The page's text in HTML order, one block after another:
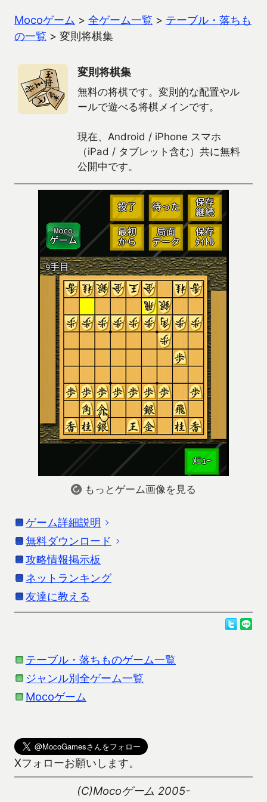
Mocoゲーム > 全ゲーム一覧 > テーブル・落ちも
の一覧 > 変則将棋集
変則将棋集
無料の将棋です。変則的な配置やル
ールで遊べる将棋メインです。
現在、Android / iPhone スマホ
（iPad / タブレット含む）共に無料
公開中です。
もっとゲーム画像を見る
ゲーム詳細説明
「変則将棋集」の詳細説明です。更新情報はスト
アの情報を参考にしてください。
無料将棋ゲームです。
昔はAIも弱かったので、普通の将棋アプリとして出
変則的な配置やルールで遊べる将棋メインにしてい
ます。
完全将棋 - すべての駒を取らないと勝利にならない
将棋。
チェス将棋 - 取った駒を使えないチェスのような将
無料ダウンロード
お使いの端末に応じたダウンロードを行ってくだ
さい。
Androidをお使いの方
ダウンロードは、Google Playよりお願いします。
Kindle Fireおよびガラホをお使いの方でアプリをダ
法及び注意事項)
Kindle Fire/ガラホ向けダウンロード
iPhoneをお使いの方
攻略情報掲示板
ネットランキング
友達に教える
テーブル・落ちものゲーム一覧
ジャンル別全ゲーム一覧
Mocoゲーム
Xフォローお願いします。
(C)Mocoゲーム 2005-